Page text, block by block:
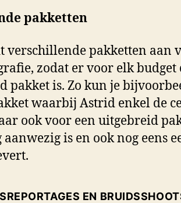
pakketten
verschillende pakketten aan
zodat er voor elk budget
pakket is. Zo kun je
waarbij Astrid enkel de
ook voor een uitgebreid
aanwezig is en ook nog eens
EN